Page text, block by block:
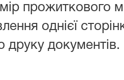
прожиткового
однієї
друку документів.